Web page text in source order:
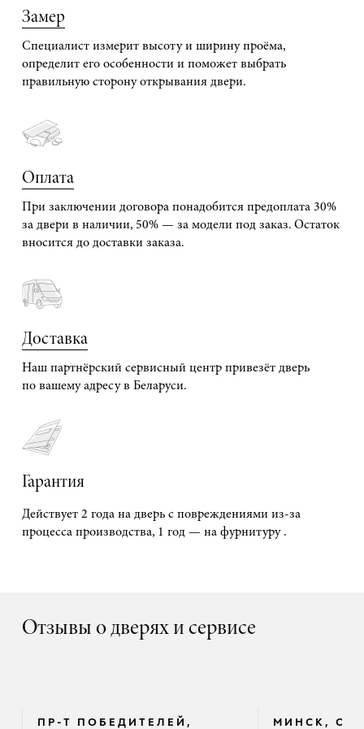
Замер
Специалист измерит высоту и ширину проёма,
определит его особенности и поможет выбрать
правильную сторону открывания двери.
Оплата
При заключении договора понадобится предоплата 30%
за двери в наличии, 50% — за модели под заказ. Остаток
вносится до доставки заказа.
Доставка
Наш партнёрский сервисный центр привезёт дверь
по вашему адресу в Беларуси.
Гарантия
Действует 2 года на дверь с повреждениями из-за
процесса производства, 1 год — на фурнитуру .
Отзывы о дверях и сервисе
ПР-Т ПОБЕДИТЕЛЕЙ,
МИНСК,